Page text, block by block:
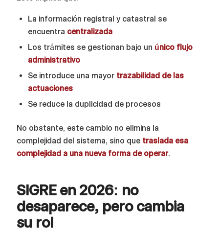
La información registral y catastral se
encuentra centralizada
Los trámites se gestionan bajo un único flujo
administrativo
Se introduce una mayor trazabilidad de las
actuaciones
Se reduce la duplicidad de procesos
No obstante, este cambio no elimina la
complejidad del sistema, sino que traslada esa
complejidad a una nueva forma de operar.
SIGRE en 2026: no
desaparece, pero cambia
su rol